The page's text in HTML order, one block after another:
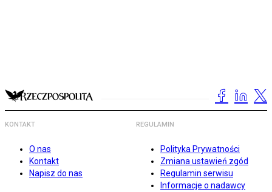
KONTAKT
O nas
Kontakt
Napisz do nas
REGULAMIN
Polityka Prywatności
Zmiana ustawień zgód
Regulamin serwisu
Informacje o nadawcy